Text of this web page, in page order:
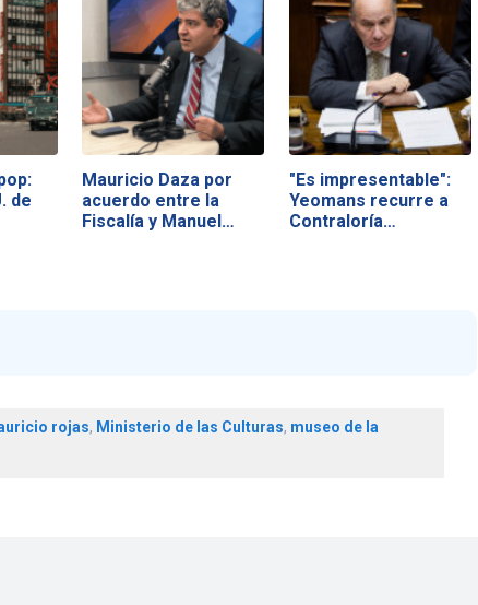
de
Mauricio Daza por
acuerdo entre la
Fiscalía y Manuel…
"Es impresentable":
Yeomans recurre a
Contraloría…
rojas, Ministerio de las Culturas, museo de la